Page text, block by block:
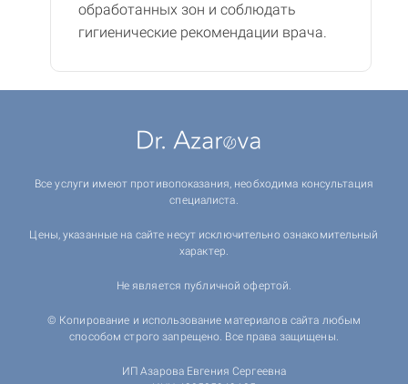
обработанных зон и соблюдать
гигиенические рекомендации врача.
Все услуги имеют противопоказания, необходима консультация
специалиста.
Цены, указанные на сайте несут исключительно ознакомительный
характер.
Не является публичной офертой.
© Копирование и использование материалов сайта любым
способом строго запрещено. Все права защищены.
ИП Азарова Евгения Сергеевна